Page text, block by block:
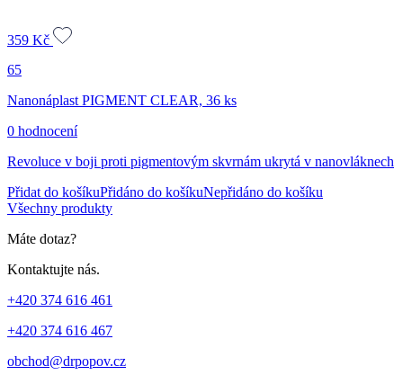
359 Kč
65
Nanonáplast PIGMENT CLEAR, 36 ks
0 hodnocení
Revoluce v boji proti pigmentovým skvrnám ukrytá v nanovláknech
Přidat do košíkuPřidáno do košíkuNepřidáno do košíku
Všechny produkty
Máte dotaz?
Kontaktujte nás.
+420 374 616 461
+420 374 616 467
obchod@drpopov.cz